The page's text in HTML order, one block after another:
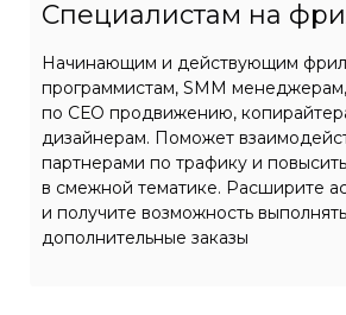
Специалистам на
Начинающим и действующим
программистам, SMM
по СЕО продвижению,
дизайнерам. Поможет
партнерами по трафику и
в смежной тематике. Расширите
и получите возможность выполнять
дополнительные заказы